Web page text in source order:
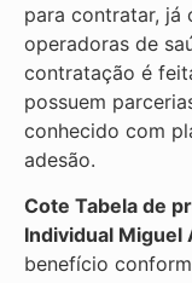
para contratar, já
operadoras de
contratação é
possuem
conhecido com
adesão.
Cote Tabela de
Individual Miguel
benefício